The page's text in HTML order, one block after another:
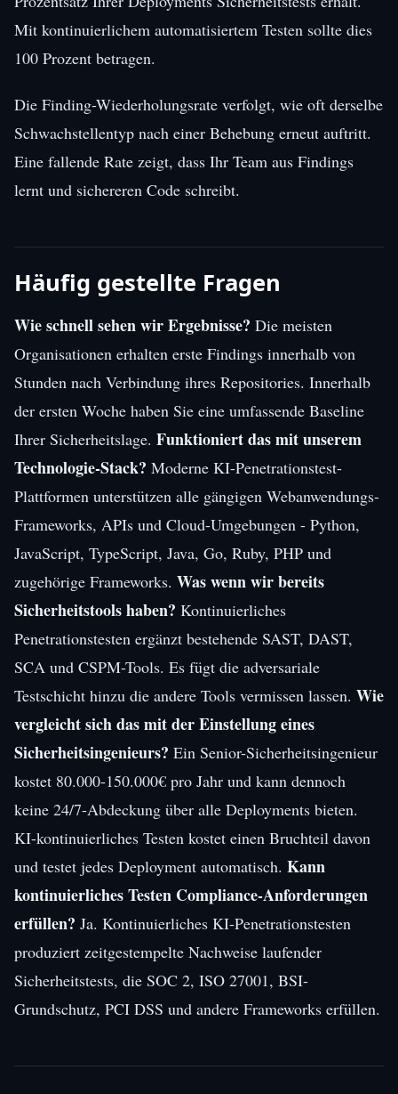
Mit kontinuierlichem automatisiertem Testen sollte dies
100 Prozent betragen.
Die Finding-Wiederholungsrate verfolgt, wie oft derselbe
Schwachstellentyp nach einer Behebung erneut auftritt.
Eine fallende Rate zeigt, dass Ihr Team aus Findings
lernt und sichereren Code schreibt.
Häufig gestellte Fragen
Wie schnell sehen wir Ergebnisse? Die meisten
Organisationen erhalten erste Findings innerhalb von
Stunden nach Verbindung ihres Repositories. Innerhalb
der ersten Woche haben Sie eine umfassende Baseline
Ihrer Sicherheitslage. Funktioniert das mit unserem
Technologie-Stack? Moderne KI-Penetrationstest-
Plattformen unterstützen alle gängigen Webanwendungs-
Frameworks, APIs und Cloud-Umgebungen - Python,
JavaScript, TypeScript, Java, Go, Ruby, PHP und
zugehörige Frameworks. Was wenn wir bereits
Sicherheitstools haben? Kontinuierliches
Penetrationstesten ergänzt bestehende SAST, DAST,
SCA und CSPM-Tools. Es fügt die adversariale
Testschicht hinzu die andere Tools vermissen lassen. Wie
vergleicht sich das mit der Einstellung eines
Sicherheitsingenieurs? Ein Senior-Sicherheitsingenieur
kostet 80.000-150.000€ pro Jahr und kann dennoch
keine 24/7-Abdeckung über alle Deployments bieten.
KI-kontinuierliches Testen kostet einen Bruchteil davon
und testet jedes Deployment automatisch. Kann
kontinuierliches Testen Compliance-Anforderungen
erfüllen? Ja. Kontinuierliches KI-Penetrationstesten
produziert zeitgestempelte Nachweise laufender
Sicherheitstests, die SOC 2, ISO 27001, BSI-
Grundschutz, PCI DSS und andere Frameworks erfüllen.